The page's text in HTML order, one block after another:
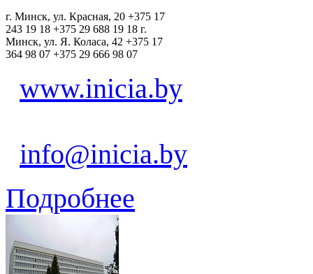
г. Минск, ул. Красная, 20 +375 17
243 19 18 +375 29 688 19 18 г.
Минск, ул. Я. Коласа, 42 +375 17
364 98 07 +375 29 666 98 07
www.inicia.by
info@inicia.by
Подробнее